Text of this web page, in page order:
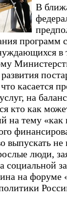
В
программ
в
касается
на
кто как
на тему «как
выпускать
люди,
социальной
на форуме